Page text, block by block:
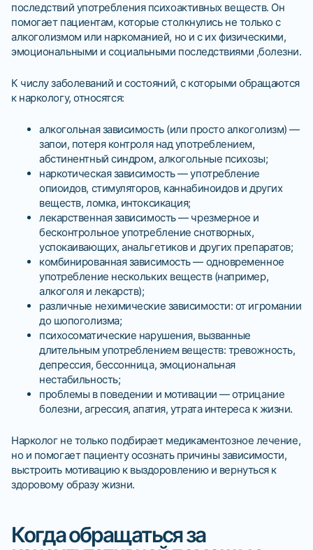
последствий употребления психоактивных веществ. Он
помогает пациентам, которые столкнулись не только с
алкоголизмом или наркоманией, но и с их физическими,
эмоциональными и социальными последствиями ,болезни.
К числу заболеваний и состояний, с которыми обращаются
к наркологу, относятся:
алкогольная зависимость (или просто алкоголизм) —
запои, потеря контроля над употреблением,
абстинентный синдром, алкогольные психозы;
наркотическая зависимость — употребление
опиоидов, стимуляторов, каннабиноидов и других
веществ, ломка, интоксикация;
лекарственная зависимость — чрезмерное и
бесконтрольное употребление снотворных,
успокаивающих, анальгетиков и других препаратов;
комбинированная зависимость — одновременное
употребление нескольких веществ (например,
алкоголя и лекарств);
различные нехимические зависимости: от игромании
до шопоголизма;
психосоматические нарушения, вызванные
длительным употреблением веществ: тревожность,
депрессия, бессонница, эмоциональная
нестабильность;
проблемы в поведении и мотивации — отрицание
болезни, агрессия, апатия, утрата интереса к жизни.
Нарколог не только подбирает медикаментозное лечение,
но и помогает пациенту осознать причины зависимости,
выстроить мотивацию к выздоровлению и вернуться к
здоровому образу жизни.
Когда обращаться за